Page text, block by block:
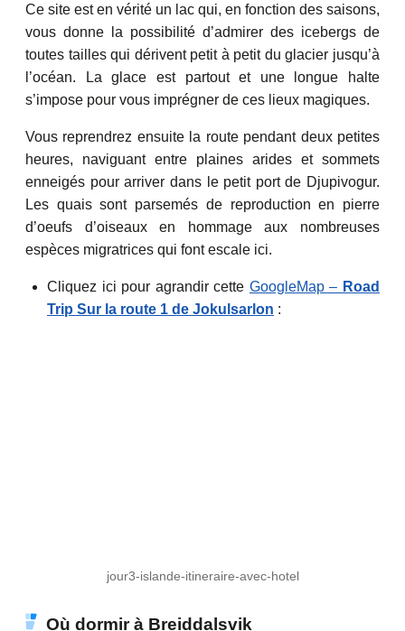
Ce site est en vérité un lac qui, en fonction des saisons,
vous donne la possibilité d’admirer des icebergs de
toutes tailles qui dérivent petit à petit du glacier jusqu’à
l’océan. La glace est partout et une longue halte
s’impose pour vous imprégner de ces lieux magiques.
Vous reprendrez ensuite la route pendant deux petites
heures, naviguant entre plaines arides et sommets
enneigés pour arriver dans le petit port de Djupivogur.
Les quais sont parsemés de reproduction en pierre
d’oeufs d’oiseaux en hommage aux nombreuses
espèces migratrices qui font escale ici.
Cliquez ici pour agrandir cette GoogleMap – Road
Trip Sur la route 1 de Jokulsarlon :
jour3-islande-itineraire-avec-hotel
Où dormir à Breiddalsvik